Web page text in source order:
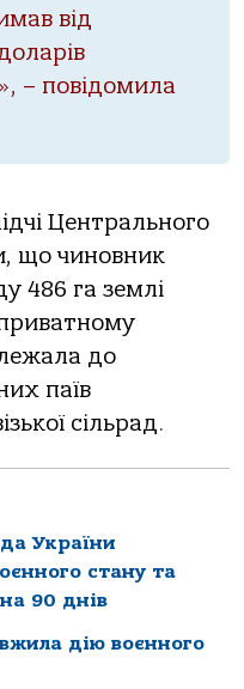
від
– повідомила
Центрального
що чиновник
486 га землі
до
паїв
сільрад.
України
стану та
на 90 днів
дію воєнного